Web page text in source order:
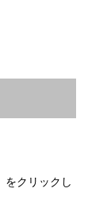
をクリックし